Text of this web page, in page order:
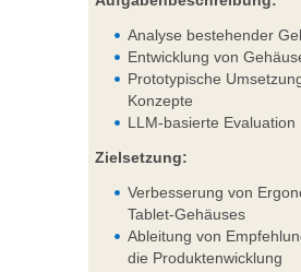
Analyse bestehender
Entwicklung von
Prototypische
Konzepte
LLM-basierte Evaluation
Zielsetzung:
Verbesserung von
Tablet-Gehäuses
Ableitung von
die Produktenwicklung